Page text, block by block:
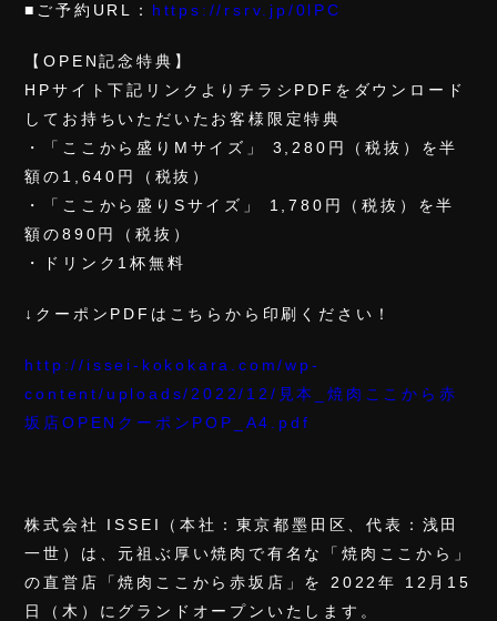
■ご予約URL： https://rsrv.jp/0lPC
【OPEN記念特典】
HPサイト下記リンクよりチラシPDFをダウンロード
してお持ちいただいたお客様限定特典
・「ここから盛りMサイズ」 3,280円（税抜）を半
額の1,640円（税抜）
・「ここから盛りSサイズ」 1,780円（税抜）を半
額の890円（税抜）
・ドリンク1杯無料
↓クーポンPDFはこちらから印刷ください！
http://issei-kokokara.com/wp-
content/uploads/2022/12/見本_焼肉ここから赤
坂店OPENクーポンPOP_A4.pdf
株式会社 ISSEI（本社：東京都墨田区、代表：浅田
一世）は、元祖ぶ厚い焼肉で有名な「焼肉ここから」
の直営店「焼肉ここから赤坂店」を 2022年 12月15
日（木）にグランドオープンいたします。